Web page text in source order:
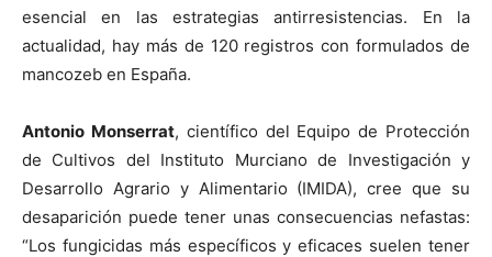
esencial en las estrategias antirresistencias. En la
actualidad, hay más de 120 registros con formulados de
mancozeb en España.
Antonio Monserrat, científico del Equipo de Protección
de Cultivos del Instituto Murciano de Investigación y
Desarrollo Agrario y Alimentario (IMIDA), cree que su
desaparición puede tener unas consecuencias nefastas:
“Los fungicidas más específicos y eficaces suelen tener